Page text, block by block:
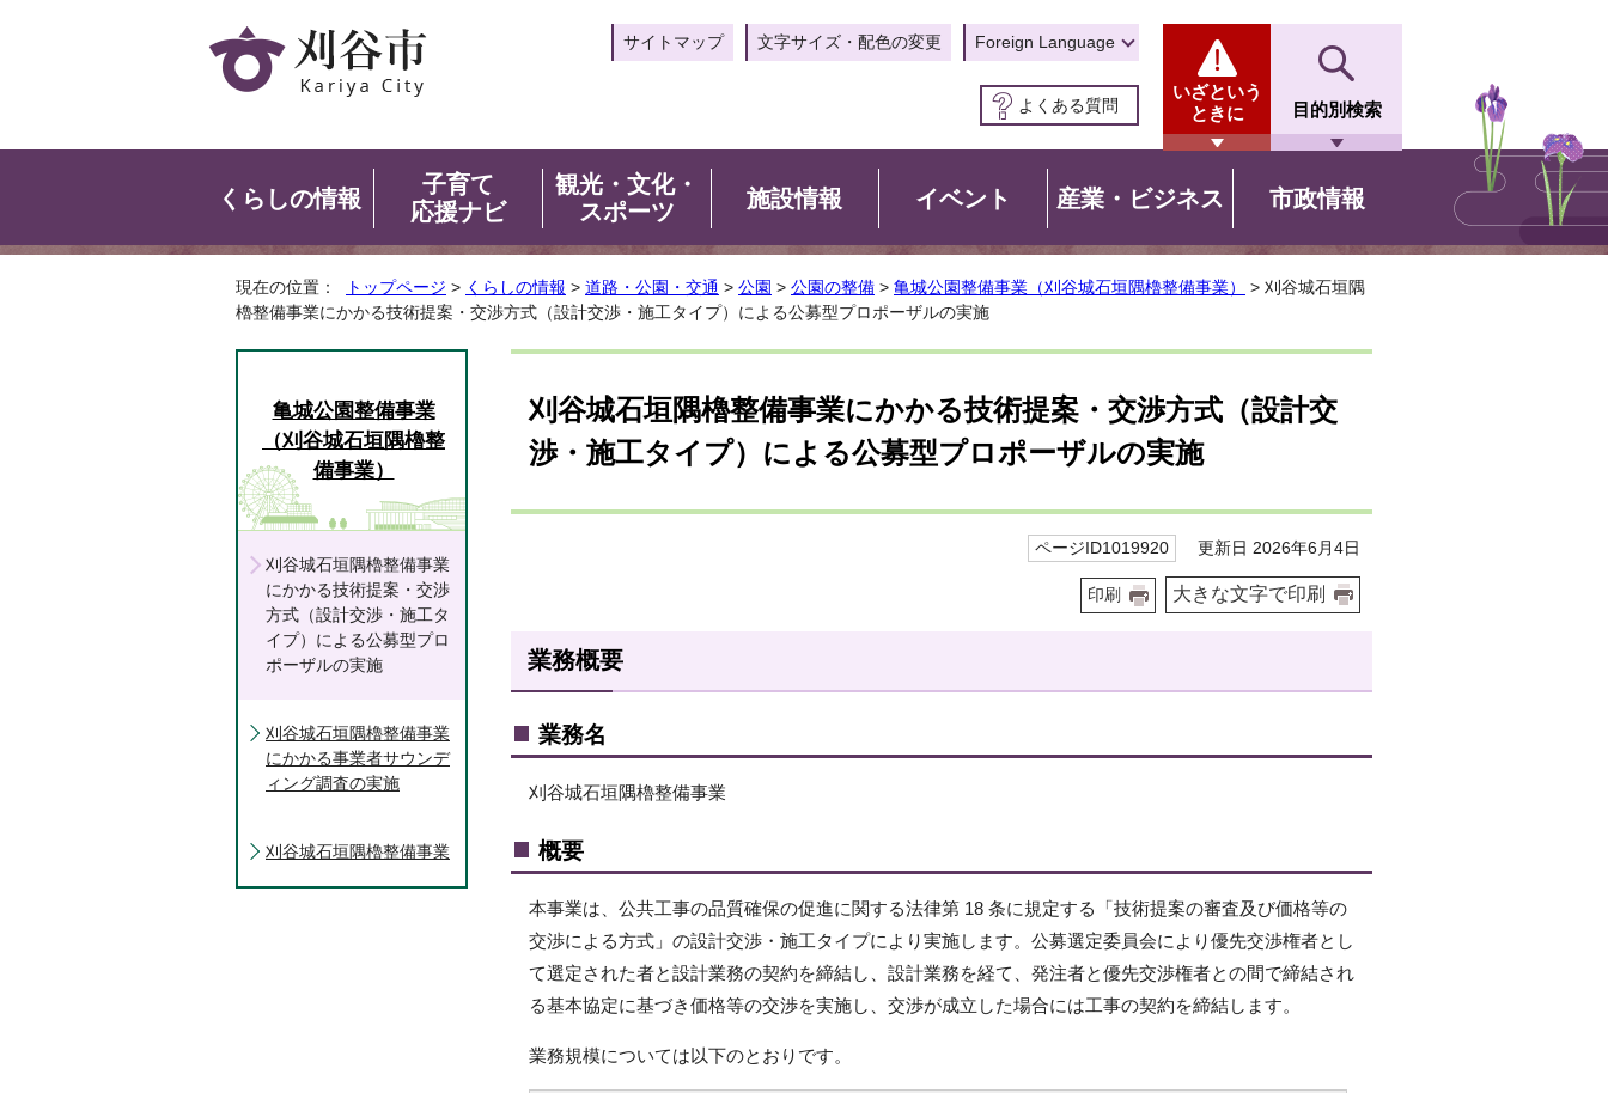
サイトマップ 文字サイズ・配色の変更 Foreign Language
よくある質問
いざという
ときに
目的別検索
くらしの情報
子育て
応援ナビ
観光・文化・
スポーツ
施設情報 イベント 産業・ビジネス 市政情報
現在の位置： トップページ > くらしの情報 > 道路・公園・交通 > 公園 > 公園の整備 > 亀城公園整備事業（刈谷城石垣隅櫓整備事業）
> 刈谷城石垣隅
櫓整備事業にかかる技術提案・交渉方式（設計交渉・施工タイプ）による公募型プロポーザルの実施
刈谷城石垣隅櫓整備事業にかかる技術提案・交渉方式（設計交
渉・施工タイプ）による公募型プロポーザルの実施
ページID1019920 更新日 2026年6月4日
印刷 大きな文字で印刷
業務概要
業務名
刈谷城石垣隅櫓整備事業
概要
本事業は、公共工事の品質確保の促進に関する法律第 18 条に規定する「技術提案の審査及び価格等の
交渉による方式」の設計交渉・施工タイプにより実施します。公募選定委員会により優先交渉権者とし
て選定された者と設計業務の契約を締結し、設計業務を経て、発注者と優先交渉権者との間で締結され
る基本協定に基づき価格等の交渉を実施し、交渉が成立した場合には工事の契約を締結します。
業務規模については以下のとおりです。
亀城公園整備事業
（刈谷城石垣隅櫓整
備事業）
刈谷城石垣隅櫓整備事業
にかかる技術提案・交渉
方式（設計交渉・施工タ
イプ）による公募型プロ
ポーザルの実施
刈谷城石垣隅櫓整備事業
にかかる事業者サウンデ
ィング調査の実施
刈谷城石垣隅櫓整備事業